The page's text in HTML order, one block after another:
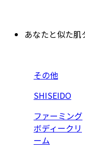
あなたと似た肌
その他
SHISEIDO
ファーミング
ボディークリ
ーム